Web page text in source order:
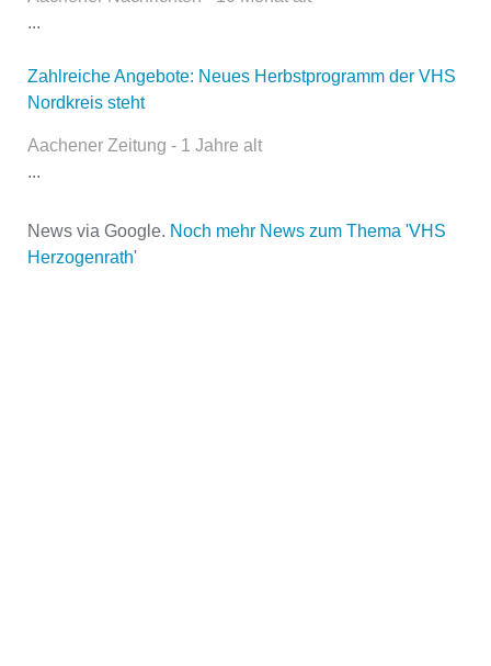
Name der Volkshochschule
...
Zahlreiche Angebote: Neues Herbstprogramm der VHS
Nordkreis steht
Aachener Zeitung - 1 Jahre alt
...
News via Google. Noch mehr News zum Thema 'VHS
Herzogenrath'